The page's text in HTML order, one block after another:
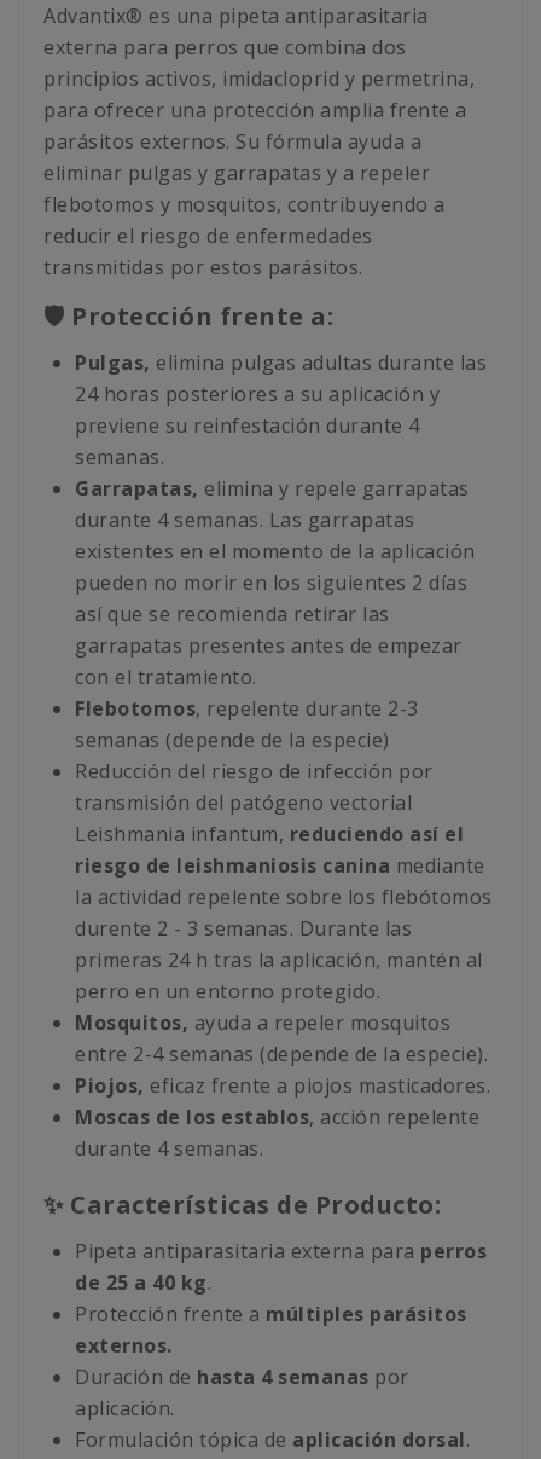
Advantix® es una pipeta antiparasitaria
externa para perros que combina dos
principios activos, imidacloprid y permetrina,
para ofrecer una protección amplia frente a
parásitos externos. Su fórmula ayuda a
eliminar pulgas y garrapatas y a repeler
flebotomos y mosquitos, contribuyendo a
reducir el riesgo de enfermedades
transmitidas por estos parásitos.
🛡️ Protección frente a:
Pulgas, elimina pulgas adultas durante las
24 horas posteriores a su aplicación y
previene su reinfestación durante 4
semanas.
Garrapatas, elimina y repele garrapatas
durante 4 semanas. Las garrapatas
existentes en el momento de la aplicación
pueden no morir en los siguientes 2 días
así que se recomienda retirar las
garrapatas presentes antes de empezar
con el tratamiento.
Flebotomos, repelente durante 2-3
semanas (depende de la especie)
Reducción del riesgo de infección por
transmisión del patógeno vectorial
Leishmania infantum, reduciendo así el
riesgo de leishmaniosis canina mediante
la actividad repelente sobre los flebótomos
durente 2 - 3 semanas. Durante las
primeras 24 h tras la aplicación, mantén al
perro en un entorno protegido.
Mosquitos, ayuda a repeler mosquitos
entre 2-4 semanas (depende de la especie).
Piojos, eficaz frente a piojos masticadores.
Moscas de los establos, acción repelente
durante 4 semanas.
✨ Características de Producto:
Pipeta antiparasitaria externa para perros
de 25 a 40 kg.
Protección frente a múltiples parásitos
externos.
Duración de hasta 4 semanas por
aplicación.
Formulación tópica de aplicación dorsal.